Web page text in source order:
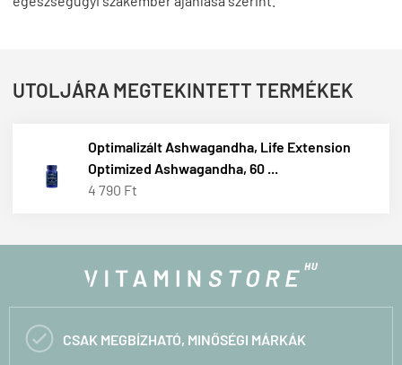
UTOLJÁRA MEGTEKINTETT TERMÉKEK
Optimalizált Ashwagandha, Life Extension
Optimized Ashwagandha, 60 ...
4 790 Ft
 CSAK MEGBÍZHATÓ, MINŐSÉGI MÁRKÁK